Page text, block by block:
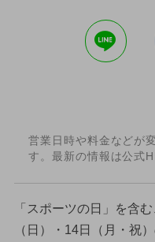
営業日時や料金などが
す。最新の情報は公式
「スポーツの日」を含
（日）・14日（月・祝